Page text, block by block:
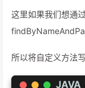
这里如果我们想通
所以将自定义方法写
JAVA